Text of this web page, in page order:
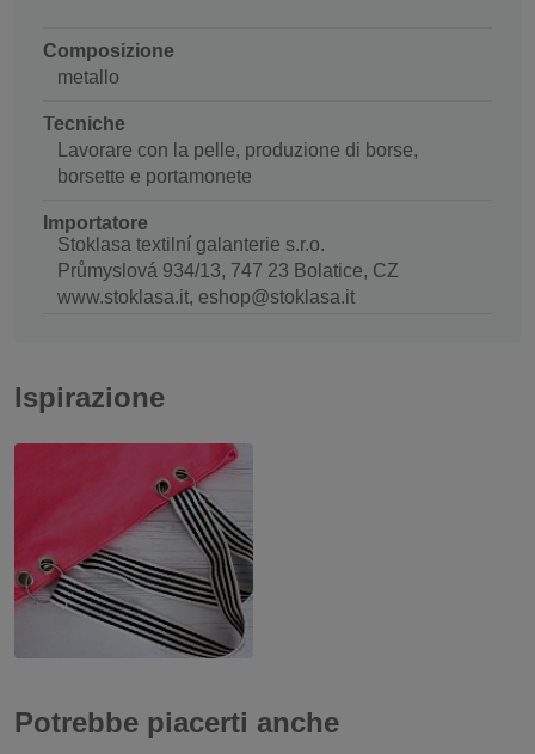
Composizione
metallo
Tecniche
Lavorare con la pelle, produzione di borse,
borsette e portamonete
Importatore
Stoklasa textilní galanterie s.r.o.
Průmyslová 934/13, 747 23 Bolatice, CZ
www.stoklasa.it, eshop@stoklasa.it
Ispirazione
Potrebbe piacerti anche